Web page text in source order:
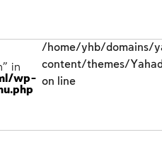
in
wp-
/home/yhb/domains/
content/themes/
on line